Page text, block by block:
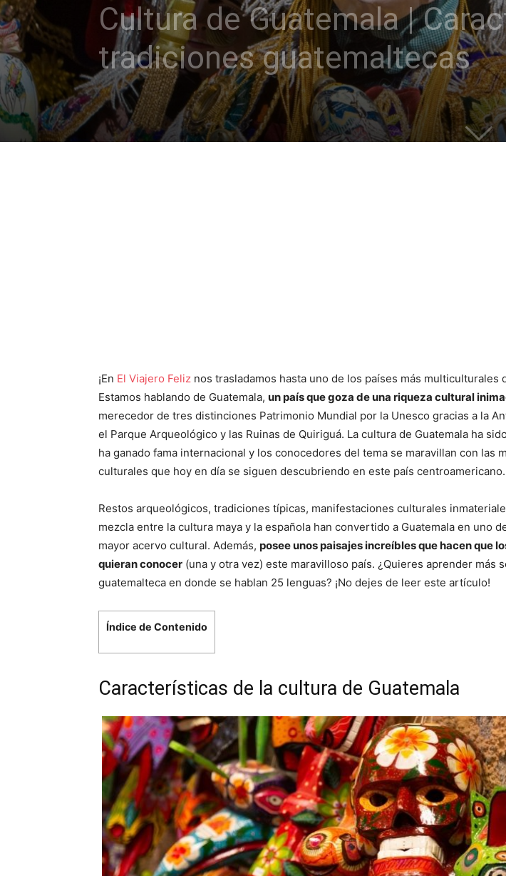
Cultura de Guatemala |
tradiciones guatemaltecas
¡En El Viajero Feliz nos trasladamos hasta uno de los países más multiculturales
Estamos hablando de Guatemala, un país que goza de una riqueza cultural
merecedor de tres distinciones Patrimonio Mundial por la Unesco gracias a la
el Parque Arqueológico y las Ruinas de Quiriguá. La cultura de Guatemala ha
ha ganado fama internacional y los conocedores del tema se maravillan con las
culturales que hoy en día se siguen descubriendo en este país centroamericano.
Restos arqueológicos, tradiciones típicas, manifestaciones culturales
mezcla entre la cultura maya y la española han convertido a Guatemala en uno
mayor acervo cultural. Además, posee unos paisajes increíbles que hacen que
quieran conocer (una y otra vez) este maravilloso país. ¿Quieres aprender más
guatemalteca en donde se hablan 25 lenguas? ¡No dejes de leer este artículo!
Índice de Contenido
Características de la cultura de Guatemala